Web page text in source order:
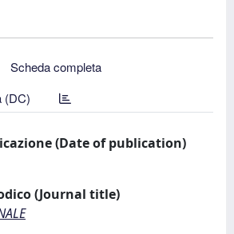
Scheda completa
(DC)
(Date of publication)
(Journal title)